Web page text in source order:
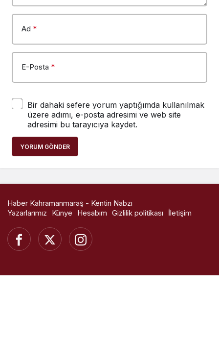
Ad *
E-Posta *
Bir dahaki sefere yorum yaptığımda kullanılmak
üzere adımı, e-posta adresimi ve web site
adresimi bu tarayıcıya kaydet.
YORUM GÖNDER
Haber Kahramanmaraş - Kentin Nabzı
Yazarlarımız
Künye Hesabım Gizlilik politikası İletişim